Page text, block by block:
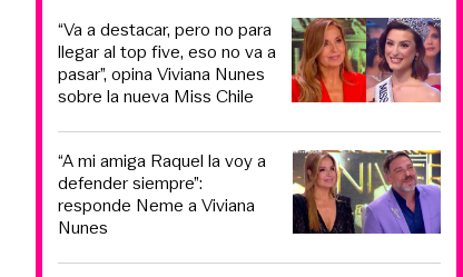
“Va a destacar, pero no para
llegar al top five, eso no va a
pasar”, opina Viviana Nunes
sobre la nueva Miss Chile
“A mi amiga Raquel la voy a
defender siempre”:
responde Neme a Viviana
Nunes